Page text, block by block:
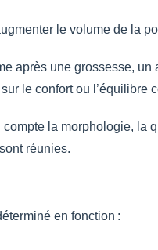
le volume de la
après une grossesse,
le confort ou l’équilibre
la morphologie, la
réunies.
en fonction :